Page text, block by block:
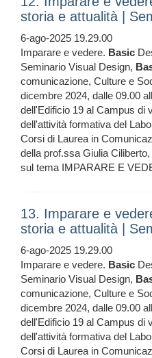
storia e attualità |
6-ago-2025 19.29.00
Imparare e vedere. Basic
Seminario Visual Design,
comunicazione, Culture e
dicembre 2024, dalle 09.00
dell'Edificio 19 al Campus di
dell'attività formativa del
Corsi di Laurea in
della prof.ssa Giulia
sul tema IMPARARE E
13. Imparare e
storia e attualità |
6-ago-2025 19.29.00
Imparare e vedere. Basic
Seminario Visual Design,
comunicazione, Culture e
dicembre 2024, dalle 09.00
dell'Edificio 19 al Campus di
dell'attività formativa del
Corsi di Laurea in